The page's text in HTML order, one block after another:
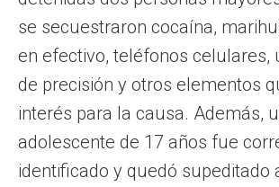
se secuestraron cocaína,
en efectivo, teléfonos celulares,
de precisión y otros elementos
interés para la causa. Además,
adolescente de 17 años fue
identificado y quedó supeditado